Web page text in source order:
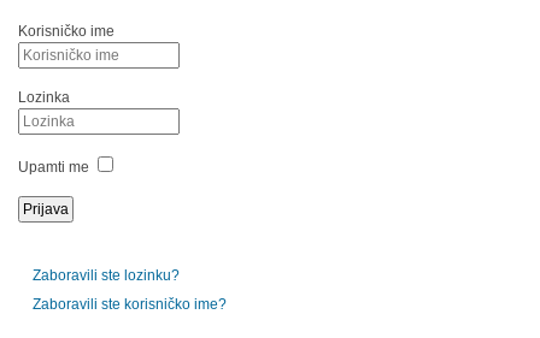
Korisničko ime
Lozinka
Upamti me
Zaboravili ste lozinku?
Zaboravili ste korisničko ime?